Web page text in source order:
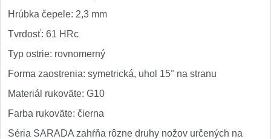
Hrúbka čepele: 2,3 mm
Tvrdosť: 61 HRc
Typ ostrie: rovnomerný
Forma zaostrenia: symetrická, uhol 15° na stranu
Materiál rukoväte: G10
Farba rukoväte: čierna
Séria SARADA zahŕňa rôzne druhy nožov určených na